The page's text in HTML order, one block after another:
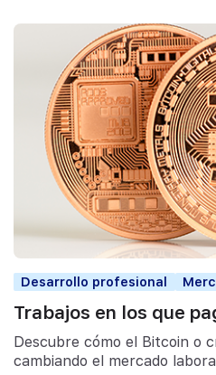
Desarrollo profesional
Trabajos en los que
Descubre cómo el Bitcoin o
cambiando el mercado